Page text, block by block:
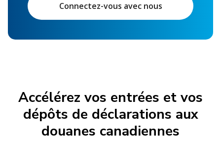
Connectez-vous avec nous
Accélérez vos entrées et vos
dépôts de déclarations aux
douanes canadiennes